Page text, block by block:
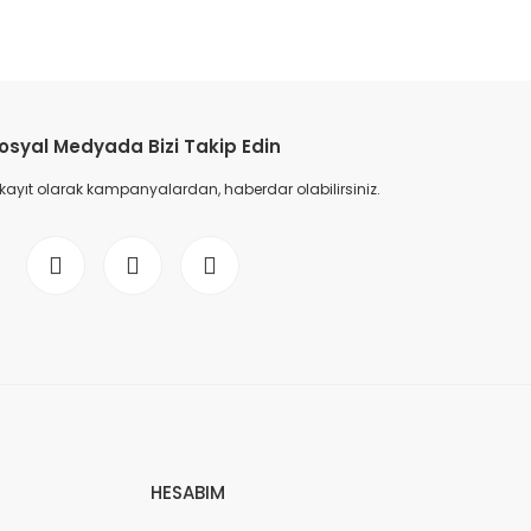
Medyada Bizi Takip Edin
olarak kampanyalardan, haberdar olabilirsiniz.
HESABIM